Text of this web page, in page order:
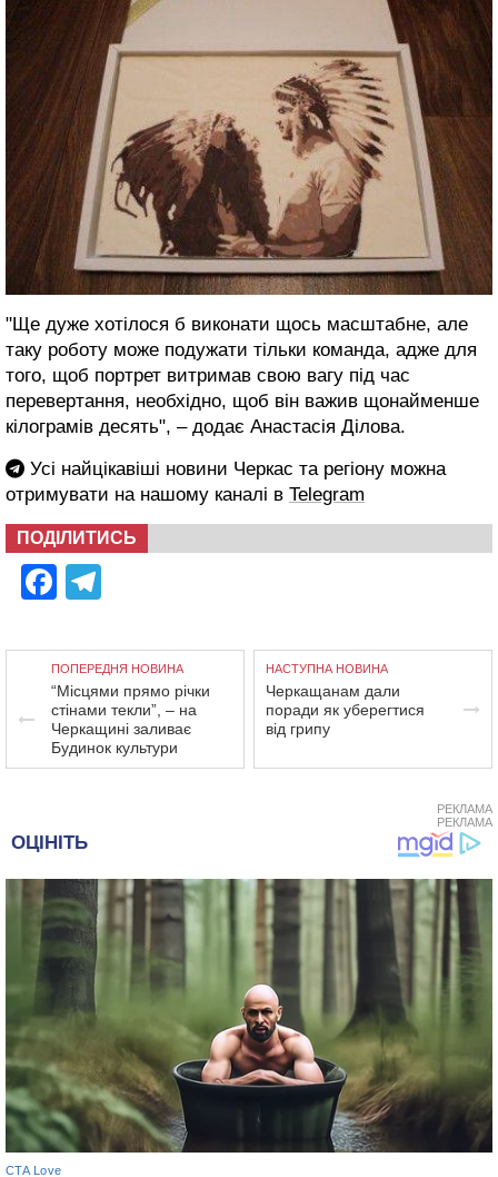
"Ще дуже хотілося б виконати щось масштабне, але
таку роботу може подужати тільки команда, адже для
того, щоб портрет витримав свою вагу під час
перевертання, необхідно, щоб він важив щонайменше
кілограмів десять", – додає Анастасія Ділова.
Усі найцікавіші новини Черкас та регіону можна
отримувати на нашому каналі в Telegram
ПОДІЛИТИСЬ
Facebook
ПОПЕРЕДНЯ НОВИНА
“Місцями прямо річки
стінами текли”, – на
Черкащині заливає
Будинок культури
НАСТУПНА НОВИНА
Черкащанам дали
поради як уберегтися
від грипу
РЕКЛАМА
РЕКЛАМА